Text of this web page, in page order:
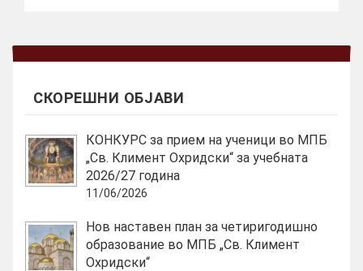
СКОРЕШНИ ОБЈАВИ
КОНКУРС за прием на ученици во МПБ
„Св. Климент Охридски“ за учебната
2026/27 година
11/06/2026
Нов наставен план за четиригодишно
образование во МПБ „Св. Климент
Охридски“